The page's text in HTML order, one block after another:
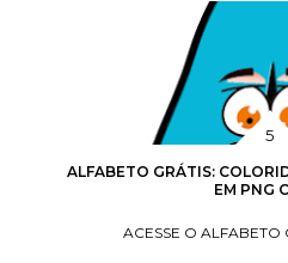
ALFABETO GRÁTIS:
EM PNG
ACESSE O ALFABETO